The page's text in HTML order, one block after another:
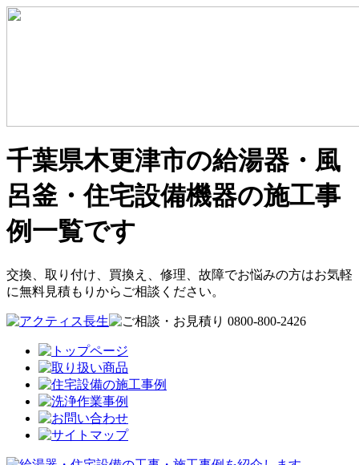
千葉県木更津市の給湯器・風
呂釜・住宅設備機器の施工事
例一覧です
交換、取り付け、買換え、修理、故障でお悩みの方はお気軽
に無料見積もりからご相談ください。